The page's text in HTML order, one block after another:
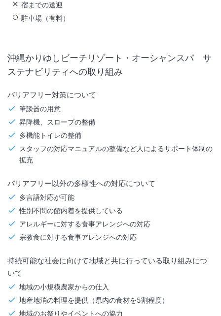
宿までの送迎
駐車場（有料）
沖縄かりゆしビーチリゾート・オーシャンスパサ
ステナビリティへの取り組み
バリアフリー対策について
筆談器の用意
昇降機、スロープの整備
多機能トイレの整備
スタッフの対応マニュアルの整備など人によるサポート体制の
拡充
バリアフリー以外の多様性への対応について
多言語対応が可能
性別不問の館内着を提供している
アレルギーに対する食事アレンジへの対応
宗教食に対する食事アレンジへの対応
持続可能な社会に向けて地域と共に行っている取り組みにつ
いて
地域の小規模農家からの仕入
地産地消の料理を提供（県内の食材を5割程度）
地域のお祭りやイベントへの協力